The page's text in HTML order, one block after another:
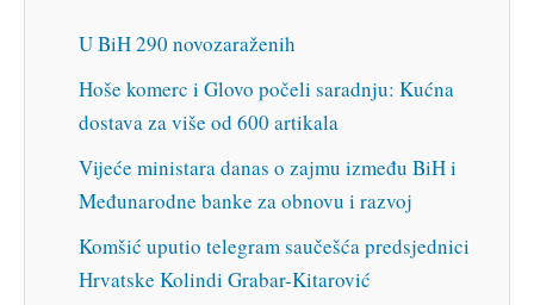
U BiH 290 novozaraženih
Hoše komerc i Glovo počeli saradnju: Kućna
dostava za više od 600 artikala
Vijeće ministara danas o zajmu između BiH i
Međunarodne banke za obnovu i razvoj
Komšić uputio telegram saučešća predsjednici
Hrvatske Kolindi Grabar-Kitarović